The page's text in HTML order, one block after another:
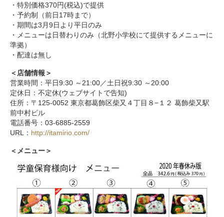
・特別価格370円(税込)で提供
・予約制（前日17時まで）
・期間は3 月9日より平日のみ
・メニューは日替わりのみ（北野小学校にて提供するメニューに
準拠）
・配達は無し
＜店舗情報＞
営業時間：平日9:30 ～ 21:00／土日祝9:30 ～ 20:00
定休日：不定休(ウェブサイトで告知)
住所：〒 125-0052 東京都葛飾区柴又４丁目８− １２ 葛飾柴又駅
前中村ビル
電話番号： 03-6885-2559
URL
： http://itamirio.com/
＜メニュー＞